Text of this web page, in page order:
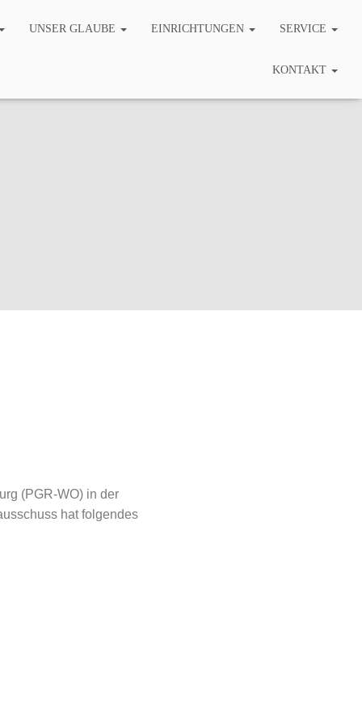
UNSER GLAUBE EINRICHTUNGEN SERVICE
KONTAKT
(PGR-WO) in der
hat folgendes